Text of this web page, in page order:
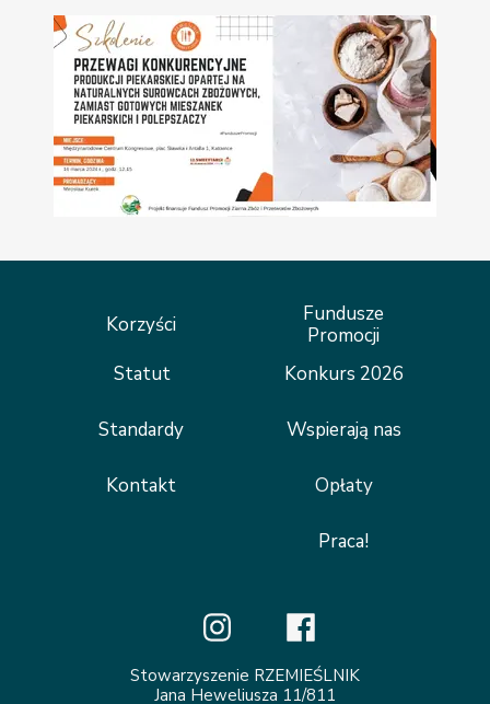
Stowarzyszenie RZEMIEŚLNIK
Jana Heweliusza 11/811
Statut
Standardy
Fundusze
Promocji
Korzyści
Kontakt
Konkurs 2026
Praca!
Opłaty
Wspierają nas